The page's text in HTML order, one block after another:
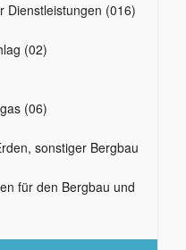
Dienstleistungen (016)
(02)
(06)
sonstiger Bergbau
für den Bergbau und